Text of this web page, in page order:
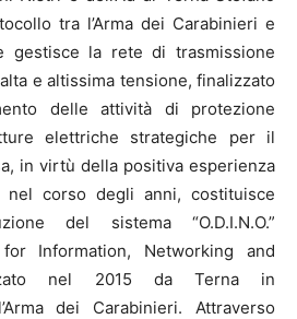
tra l’Arma dei Carabinieri e
gestisce la rete di trasmissione
e altissima tensione, finalizzato
delle attività di protezione
elettriche strategiche per il
in virtù della positiva esperienza
corso degli anni, costituisce
del sistema “O.D.I.N.O.”
Information, Networking and
nel 2015 da Terna in
dei Carabinieri. Attraverso